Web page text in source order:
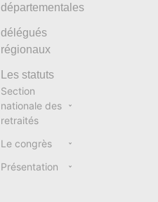
départementales
délégués
régionaux
Les statuts
Section
nationale des
retraités
Le congrès
Présentation